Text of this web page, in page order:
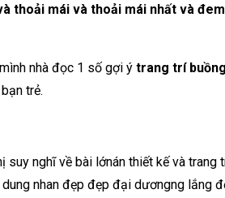
thoải mái và thoải mái nhất và
nhà đọc 1 số gợi ý trang trí
trẻ.
nghĩ về bài lớnán thiết kế và trang
nhan đẹp đẹp đại dươngng lắng